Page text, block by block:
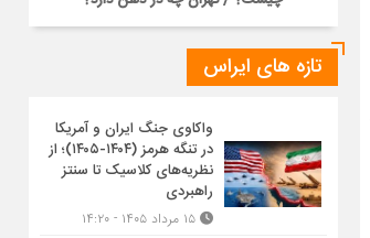
تازه های ایراس
واکاوی جنگ ایران و آمریکا
در تنگه هرمز (۱۴۰۴-۱۴۰۵)؛ از
نظریه‌های کلاسیک تا سنتز
راهبردی